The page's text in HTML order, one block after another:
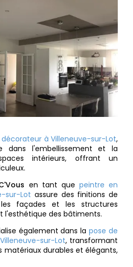
à Villeneuve-sur-Lot,
dans l'embellissement et la
intérieurs, offrant un
en tant que peintre en
sur-Lot assure des finitions de
façades et les structures
l'esthétique des bâtiments.
également dans lapose de
sur-Lot, transformant
matériaux durables et élégants,